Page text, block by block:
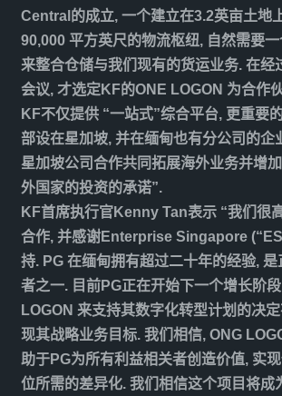
Central的成立, 一个建立在3.2英亩土地
90,000 平方英尺的物流枢纽, 自然需要
来整合仓储与我们现有的货运业务. 在经
会议, 才选定KF的ONE LOGON 为合作
KF不仅提供 “一站式”综合平台, 更重要
部设在星加坡, 并在缅甸也有分公司的企
星加坡公司合作共同拓展海外业务并增
外国家的投资的承诺”.
KF首席执行官Kenny Tan表示 “我们很
合作, 并感谢Enterprise Singapore
持. PG 在缅甸拥有超过二十年的经验,
者之一. 目前PG正在开始下一个增长阶
LOGON 来支持其数字化转型计划的决
现其战略业务目标. 我们相信, ONG
助于PG为所有利益相关者创造价值, 实
位所需的差异化. 我们相信这个项目将成